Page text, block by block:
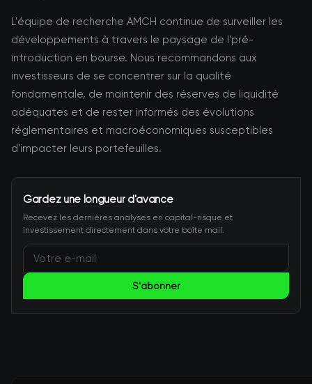
L'équipe de recherche AMCH continue de surveiller les
développements à travers le paysage de l'pré-
introduction en bourse. Nous recommandons aux
investisseurs de se concentrer sur la qualité
fondamentale, de maintenir des réserves de liquidité
adéquates et de rester informés des évolutions
réglementaires et macroéconomiques susceptibles
d'impacter leurs portefeuilles.
Gardez une longueur d'avance
Recevez les dernières analyses en capital-risque et
investissement directement dans votre boîte mail.
S'abonner